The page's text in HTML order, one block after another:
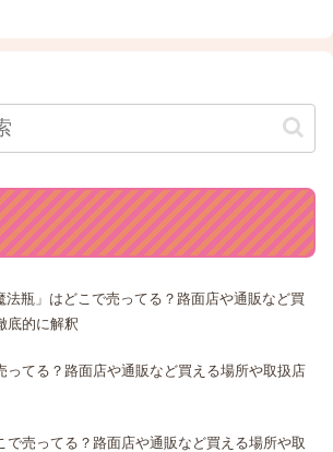
法瓶」はどこで売ってる？路面店や通販など買
底的に解釈
ってる？路面店や通販など買える場所や取扱店
で売ってる？路面店や通販など買える場所や取